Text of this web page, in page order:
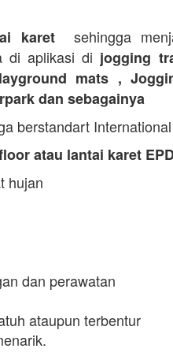
karetsehingga
di aplikasi di jogging
mats ,
dan sebagainya
berstandart International
atau lantai karet
hujan
dan perawatan
ataupun terbentur